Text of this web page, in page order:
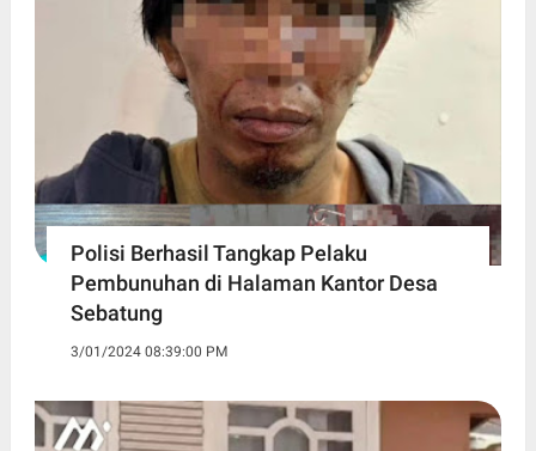
Polisi Berhasil Tangkap Pelaku
Pembunuhan di Halaman Kantor Desa
Sebatung
3/01/2024 08:39:00 PM